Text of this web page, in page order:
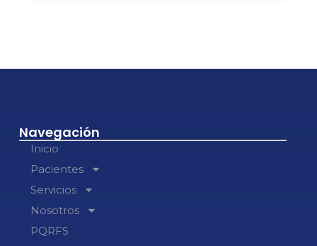
Navegación
Inicio
Pacientes
Servicios
Nosotros
PQRFS